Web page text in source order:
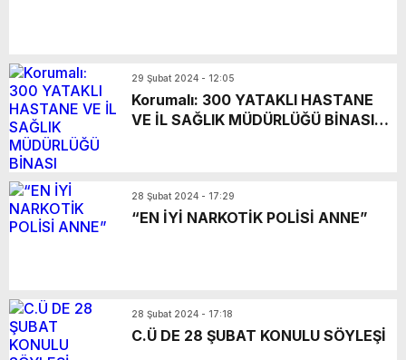
29 Şubat 2024 - 12:05
Korumalı: 300 YATAKLI HASTANE
VE İL SAĞLIK MÜDÜRLÜĞÜ BİNASI
28 Şubat 2024 - 17:29
“EN İYİ NARKOTİK POLİSİ ANNE”
28 Şubat 2024 - 17:18
C.Ü DE 28 ŞUBAT KONULU SÖYLEŞİ